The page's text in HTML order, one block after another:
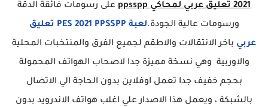
2021 تعليق عربي لمحاكي ppsspp
على رسومات فائقة الدقة
ورسومات عالية الجودة.لعبة PES 2021 PPSSPP تعليق
عربي باخر الانتقالات والاطقم لجميع الفرق والمنتخبات المحلية
والاوربية وهي نسخة مميزة جدا لاصحاب الهواتف المحمولة
بحجم خفيف جدا تعمل اوفلاين بدون الحاجة الي الاتصال
بالشبكة ، ويعمل هذا الاصدار علي اغلب هواتف الاندرويد بدون